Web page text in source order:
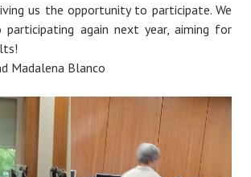
us the opportunity to participate. We
again next year, aiming for
Madalena Blanco